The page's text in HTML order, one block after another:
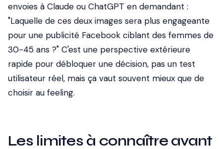
envoies à Claude ou ChatGPT en demandant :
"Laquelle de ces deux images sera plus engageante
pour une publicité Facebook ciblant des femmes de
30-45 ans ?" C'est une perspective extérieure
rapide pour débloquer une décision, pas un test
utilisateur réel, mais ça vaut souvent mieux que de
choisir au feeling.
Les limites à connaître avant